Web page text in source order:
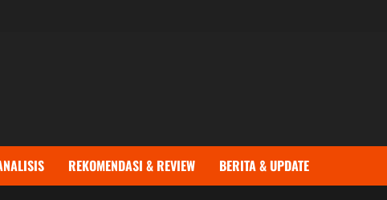
REKOMENDASI & REVIEW BERITA & UPDATE